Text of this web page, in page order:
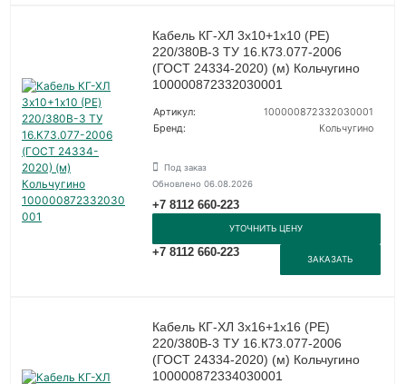
Кабель КГ-ХЛ 3х10+1х10 (PE)
220/380В-3 ТУ 16.К73.077-2006
(ГОСТ 24334-2020) (м) Кольчугино
100000872332030001
Артикул:
100000872332030001
Бренд:
Кольчугино
Под заказ
Обновлено 06.08.2026
+7 8112 660-223
УТОЧНИТЬ ЦЕНУ
+7 8112 660-223
ЗАКАЗАТЬ
Кабель КГ-ХЛ 3х16+1х16 (PE)
220/380В-3 ТУ 16.К73.077-2006
(ГОСТ 24334-2020) (м) Кольчугино
100000872334030001